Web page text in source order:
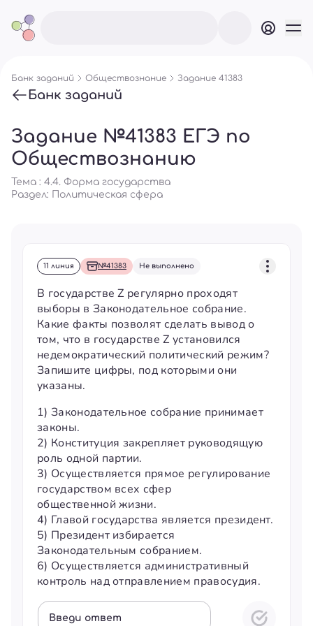
Банк заданий Обществознание Задание 41383
Банк заданий
Задание №41383 ЕГЭ по
Обществознанию
Тема : 4.4. Форма государства
Раздел:
Политическая сфера
11 линия №41383 Не выполнено
В государстве Z регулярно проходят
выборы в Законодательное собрание.
Какие факты позволят сделать вывод о
том, что в государстве Z установился
недемократический политический режим?
Запишите цифры, под которыми они
указаны.
1) Законодательное собрание принимает
законы.
2) Конституция закрепляет руководящую
роль одной партии.
3) Осуществляется прямое регулирование
государством всех сфер
общественной жизни.
4) Главой государства является президент.
5) Президент избирается
Законодательным собранием.
6) Осуществляется административный
контроль над отправлением правосудия.
Введи ответ